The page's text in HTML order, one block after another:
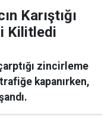
Karıştığı
Kilitledi
zincirleme
kapanırken,